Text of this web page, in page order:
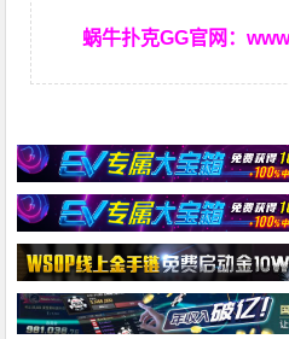
蜗牛扑克GG官网：